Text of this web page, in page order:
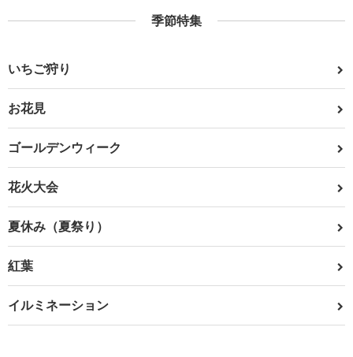
季節特集
いちご狩り
お花見
ゴールデンウィーク
花火大会
夏休み（夏祭り）
紅葉
イルミネーション